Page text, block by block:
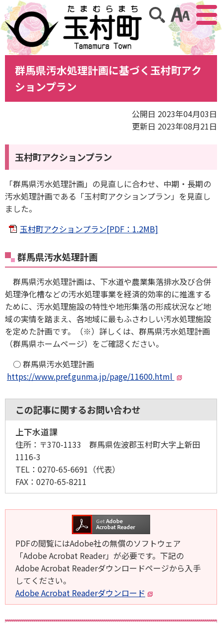
アクセ
サイト内検索
群馬県汚水処理計画に基づく玉村町アク
ションプラン
公開日 2023年04月03日
更新日 2023年08月21日
玉村町アクションプラン
「群馬県汚水処理計画」の見直しに合わせ、中期・長期の
汚水処理計画である「玉村町アクションプラン」を見直し
ました。
玉村町アクションプラン[PDF：1.2MB]
群馬県汚水処理計画
群馬県汚水処理計画は、下水道や農業集落排水及び合併
処理浄化槽などの汚水処理事業を経済的効率的に推進する
ために、汚水処理施設の特性や地形集落の形成状況など地
域の実情を踏まえ、各地域に最もふさわしい汚水処理施設
を定めた計画です。（※）詳しくは、群馬県汚水処理計画
（群馬県ホームページ）をご確認ください。
○ 群馬県汚水処理計画
https://www.pref.gunma.jp/page/11600.html
この記事に関するお問い合わせ
上下水道課
住所： 〒370-1133 群馬県佐波郡玉村町大字上新田
1116-3
TEL： 0270-65-6691 （代表）
FAX： 0270-65-8211
PDFの閲覧にはAdobe社の無償のソフトウェア
「Adobe Acrobat Reader」が必要です。下記の
Adobe Acrobat Readerダウンロードページから入手
してください。
Adobe Acrobat Readerダウンロード